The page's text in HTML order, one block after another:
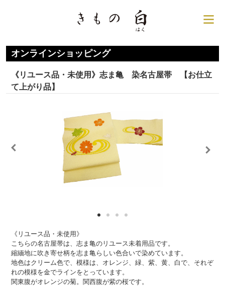
銀座の着物専門店│きもの
オンラインショッピング
《リユース品・未使用》志ま亀 染名古屋帯 【お仕立
て上がり品】
《リユース品・未使用》
こちらの名古屋帯は、志ま亀のリユース未着用品です。
縮緬地に吹き寄せ柄を志ま亀らしい色合いで染めています。
地色はクリーム色で、模様は、オレンジ、緑、紫、黄、白で、それぞ
れの模様を金でラインをとっています。
関東腹がオレンジの菊。関西腹が紫の桜です。